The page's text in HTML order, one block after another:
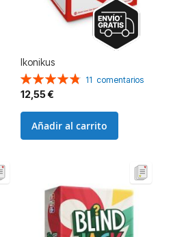
Ikonikus
Valoración:
96%
11 comentarios
12,55 €
Añadir al carrito